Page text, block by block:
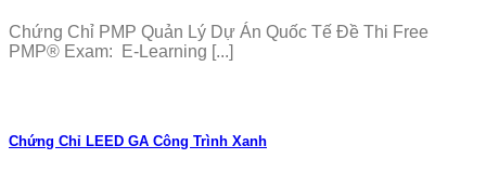
Chứng Chỉ PMP Quản Lý Dự Án Quốc Tế Đề Thi Free
PMP® Exam: E-Learning [...]
Chứng Chỉ LEED GA Công Trình Xanh